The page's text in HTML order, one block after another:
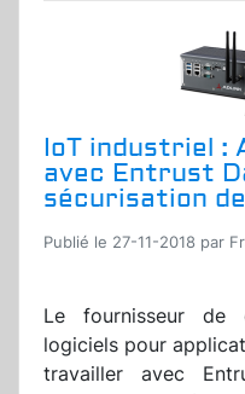
IoT industriel :
avec Entrust
sécurisation
Publié le 27-11-2018 par
Le fournisseur de
logiciels pour
travailler avec